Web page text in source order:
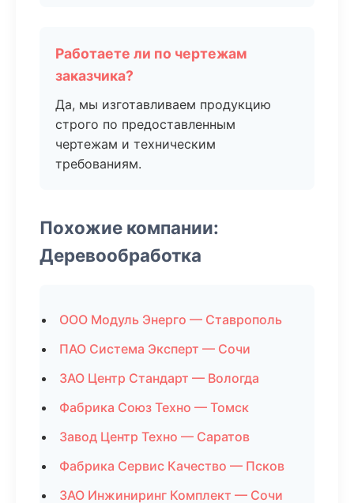
Работаете ли по чертежам
заказчика?
Да, мы изготавливаем продукцию
строго по предоставленным
чертежам и техническим
требованиям.
Похожие компании:
Деревообработка
ООО Модуль Энерго — Ставрополь
ПАО Система Эксперт — Сочи
ЗАО Центр Стандарт — Вологда
Фабрика Союз Техно — Томск
Завод Центр Техно — Саратов
Фабрика Сервис Качество — Псков
ЗАО Инжиниринг Комплект — Сочи